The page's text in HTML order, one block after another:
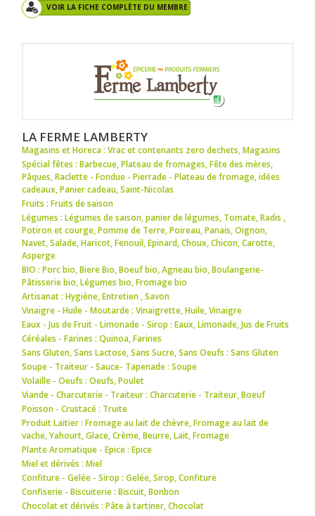
VOIR LA FICHE COMPLÈTE DU MEMBRE
LA FERME LAMBERTY
Magasins et Horeca : Vrac et contenants zero dechets,Magasins
Spécial fêtes : Barbecue,Plateau de fromages,Fête des mères,
Pâques,Raclette - Fondue - Pierrade - Plateau de fromage,idées
cadeaux,Panier cadeau,Saint-Nicolas
Fruits : Fruits de saison
Légumes : Légumes de saison,panier de légumes, Tomate,Radis ,
Potiron et courge,Pomme de Terre,Poireau,Panais,Oignon,
Navet,Salade,Haricot,Fenouil,Epinard,Choux,Chicon,Carotte,
Asperge
BIO : Porc bio,Biere Bio,Boeuf bio,Agneau bio,Boulangerie-
Pâtisserie bio,Légumes bio,Fromage bio
Artisanat : Hygiène,Entretien ,Savon
Vinaigre - Huile - Moutarde : Vinaigrette,Huile,Vinaigre
Eaux - Jus de Fruit - Limonade - Sirop : Eaux,Limonade,Jus de Fruits
Céréales - Farines : Quinoa,Farines
Sans Gluten, Sans Lactose, Sans Sucre, Sans Oeufs : Sans Gluten
Soupe - Traiteur - Sauce- Tapenade : Soupe
Volaille - Oeufs : Oeufs,Poulet
Viande - Charcuterie - Traiteur : Charcuterie - Traiteur,Boeuf
Poisson - Crustacé : Truite
Produit Laitier : Fromage au lait de chèvre,Fromage au lait de
vache,Yahourt,Glace,Crème,Beurre,Lait,Fromage
Plante Aromatique - Epice : Epice
Miel et dérivés : Miel
Confiture - Gelée - Sirop : Gelée,Sirop,Confiture
Confiserie - Biscuiterie : Biscuit,Bonbon
Chocolat et dérivés : Pâte à tartiner,Chocolat